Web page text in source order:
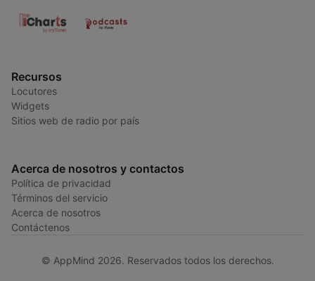
Recursos
Locutores
Widgets
Sitios web de radio por país
Acerca de nosotros y contactos
Política de privacidad
Términos del servicio
Acerca de nosotros
Contáctenos
© AppMind 2026. Reservados todos los derechos.